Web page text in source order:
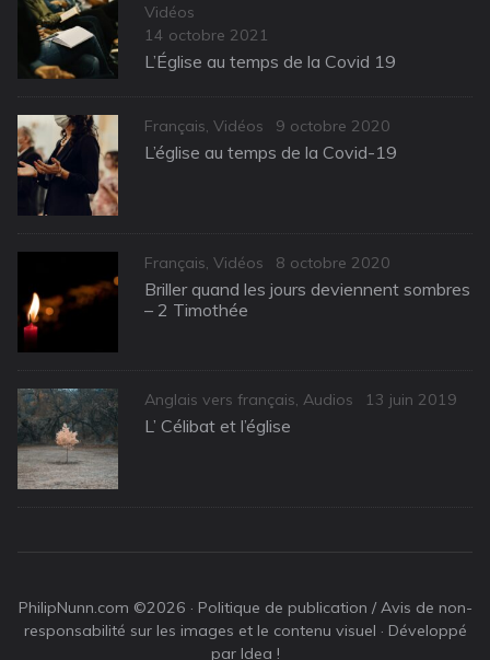
Vidéos
Posted
on
14 octobre 2021
L’Église au temps de la Covid 19
Categories
Français, Vidéos
Posted
on
9 octobre 2020
L’église au temps de la Covid-19
Categories
Français, Vidéos
Posted
on
8 octobre 2020
Briller quand les jours deviennent sombres
– 2 Timothée
Categories
Anglais vers français, Audios
Posted
13 juin 2019
L’ Célibat et l’église
PhilipNunn.com ©2026 · Politique de publication / Avis de non-
responsabilité sur les images et le contenu visuel · Développé
par Idea !